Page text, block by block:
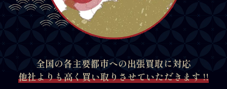
全国の各主要都市への出張買取に対応
他社よりも高く買い取りさせていただきます !!